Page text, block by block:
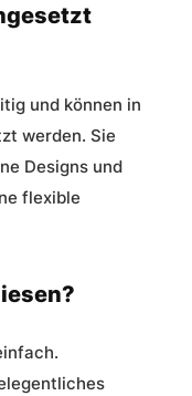
und können in
werden. Sie
Designs und
flexible